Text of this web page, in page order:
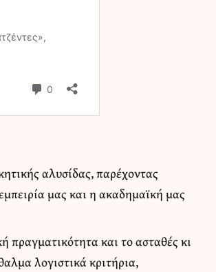
αλυσίδας, παρέχοντας
μας και η ακαδημαϊκή μας
πραγματικότητα και το ασταθές κι
λογιστικά κριτήρια,